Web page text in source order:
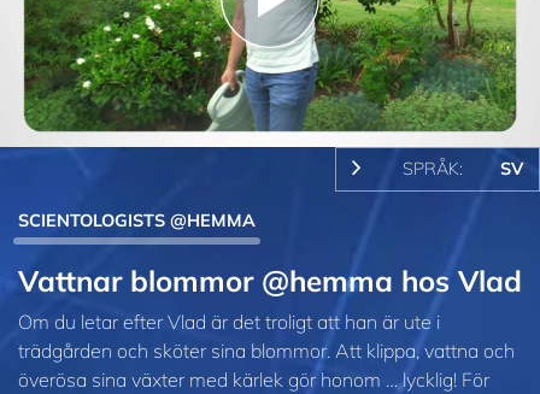
Play
Video
SPRÅK: SV
SCIENTOLOGISTS @HEMMA
Vattnar blommor @hemma hos Vlad
Om du letar efter Vlad är det troligt att han är ute i
trädgården och sköter sina blommor. Att klippa, vattna och
överösa sina växter med kärlek gör honom … lycklig! För